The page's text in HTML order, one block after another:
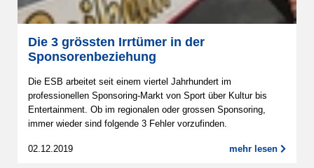
Die 3 grössten Irrtümer in der
Sponsorenbeziehung
Die ESB arbeitet seit einem viertel Jahrhundert im
professionellen Sponsoring-Markt von Sport über Kultur bis
Entertainment. Ob im regionalen oder grossen Sponsoring,
immer wieder sind folgende 3 Fehler vorzufinden.
02.12.2019 mehr lesen